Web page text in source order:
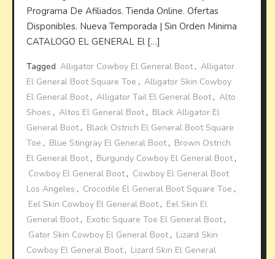
Programa De Afiliados. Tienda Online. Ofertas
Disponibles. Nueva Temporada | Sin Orden Minima
CATALOGO EL GENERAL El […]
Tagged Alligator Cowboy El General Boot, Alligator
El General Boot Square Toe , Alligator Skin Cowboy
El General Boot, Alligator Tail El General Boot, Alto
Shoes , Altos El General Boot, Black Alligator El
General Boot, Black Ostrich El General Boot Square
Toe , Blue Stingray El General Boot, Brown Ostrich
El General Boot, Burgundy Cowboy El General Boot,
Cowboy El General Boot, Cowboy El General Boot
Los Angeles , Crocodile El General Boot Square Toe ,
Eel Skin Cowboy El General Boot, Eel Skin El
General Boot, Exotic Square Toe El General Boot,
Gator Skin Cowboy El General Boot, Lizard Skin
Cowboy El General Boot, Lizard Skin El General